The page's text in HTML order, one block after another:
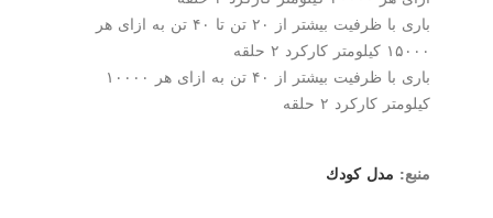
باری با ظرفیت بیشتر از ۲۰ تن تا ۴۰ تن به ازای هر
باری با ظرفیت بیشتر از ۴۰ تن به ازای هر ۱۰۰۰۰
كیلومتر كاركرد ۲ حلقه
مدل كودك